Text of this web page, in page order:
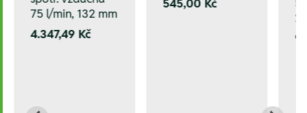
75 l/min, 132 mm
4.347,49 Kč
545,00 Kč